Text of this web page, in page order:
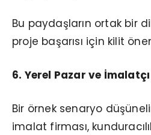
Bu paydaşların ortak bir
proje başarısı için kilit
6. Yerel Pazar ve
Bir örnek senaryo
imalat firması,